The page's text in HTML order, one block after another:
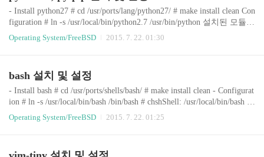
- Install python27 # cd /usr/ports/lang/python27/ # make install clean Con
figuration # ln -s /usr/local/bin/python2.7 /usr/bin/python 설치된 모듈
확인 # python -c 'help("modules")' - Install py-pip # cd /usr/ports/devel/
py-pip/ # make install clean # pip FLAVOR=py27 install clean Configura
Operating System/FreeBSD 2015. 7. 22. 01:30
bash 설치 및 설정
- Install bash # cd /usr/ports/shells/bash/ # make install clean - Configurat
ion # ln -s /usr/local/bin/bash /bin/bash # chshShell: /usr/local/bin/bash #
vi /root/.bashrc alias vi='vim' alias ls='ls -FG' # vi /root/.profilesource /ro
ot/.bashrcsource $HOME/.bashrc # bash(bash에서 make DISABLE_VU
Operating System/FreeBSD 2015. 7. 22. 01:25